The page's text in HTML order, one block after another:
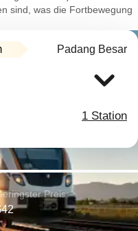
sind, was die Fortbewegung
Padang Besar
1 Station
Preis: